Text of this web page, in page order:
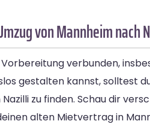
von Mannheim nach
verbunden,
gestalten kannst, solltest
zu finden. Schau dir
alten Mietvertrag in